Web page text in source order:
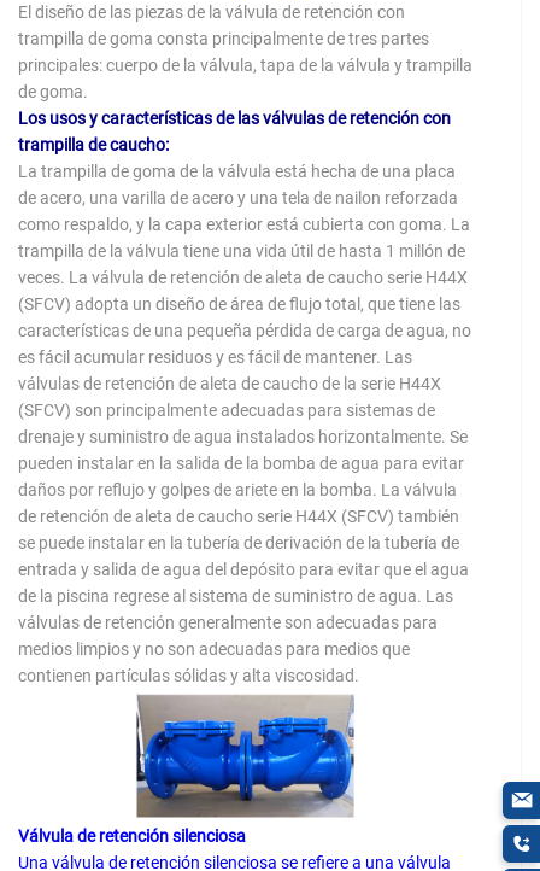
El diseño de las piezas de la válvula de retención con
trampilla de goma consta principalmente de tres partes
principales: cuerpo de la válvula, tapa de la válvula y trampilla
de goma.
Los usos y características de las válvulas de retención con
trampilla de caucho:
La trampilla de goma de la válvula está hecha de una placa
de acero, una varilla de acero y una tela de nailon reforzada
como respaldo, y la capa exterior está cubierta con goma. La
trampilla de la válvula tiene una vida útil de hasta 1 millón de
veces. La válvula de retención de aleta de caucho serie H44X
(SFCV) adopta un diseño de área de flujo total, que tiene las
características de una pequeña pérdida de carga de agua, no
es fácil acumular residuos y es fácil de mantener. Las
válvulas de retención de aleta de caucho de la serie H44X
(SFCV) son principalmente adecuadas para sistemas de
drenaje y suministro de agua instalados horizontalmente. Se
pueden instalar en la salida de la bomba de agua para evitar
daños por reflujo y golpes de ariete en la bomba. La válvula
de retención de aleta de caucho serie H44X (SFCV) también
se puede instalar en la tubería de derivación de la tubería de
entrada y salida de agua del depósito para evitar que el agua
de la piscina regrese al sistema de suministro de agua. Las
válvulas de retención generalmente son adecuadas para
medios limpios y no son adecuadas para medios que
contienen partículas sólidas y alta viscosidad.
Válvula de retención silenciosa
Una válvula de retención silenciosa se refiere a una válvula